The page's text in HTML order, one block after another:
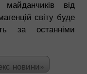
від
світу буде
за останніми
новини»